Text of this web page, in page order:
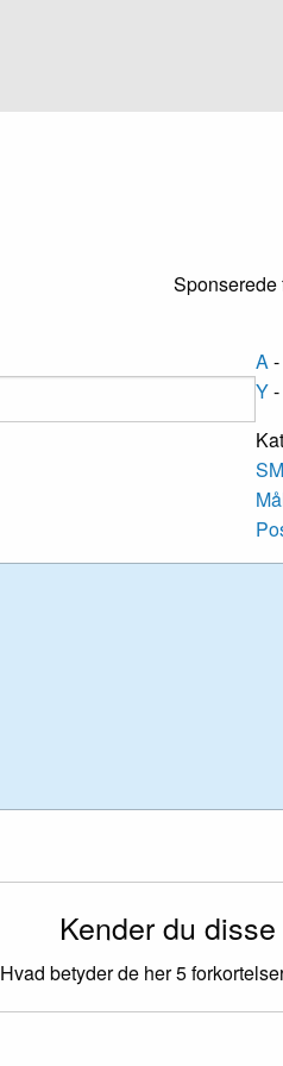
Sponserede
A-
Y-
Kender du
Hvad betyder de her 5